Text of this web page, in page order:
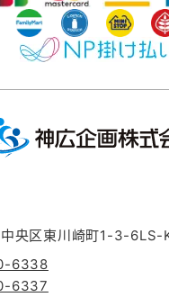
央区東川崎町1-3-6LS-
6338
6337